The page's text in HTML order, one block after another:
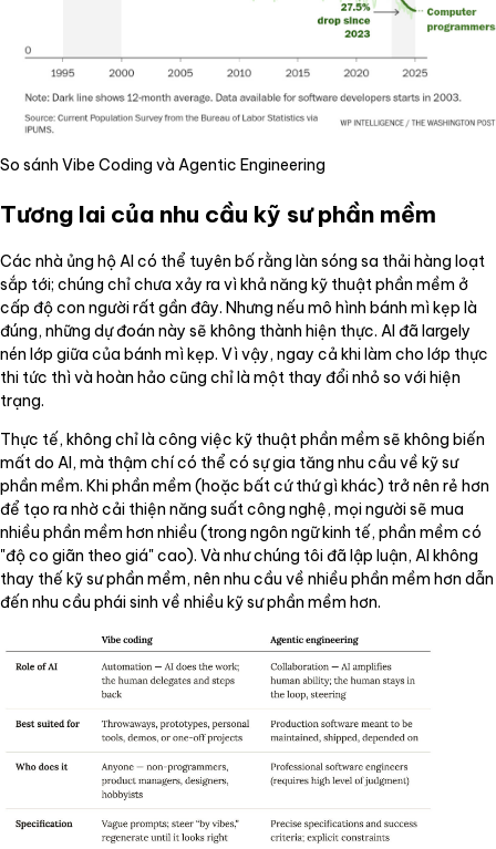
So sánh Vibe Coding và Agentic Engineering
Tương lai của nhu cầu kỹ sư phần mềm
Các nhà ủng hộ AI có thể tuyên bố rằng làn sóng sa thải hàng loạt
sắp tới; chúng chỉ chưa xảy ra vì khả năng kỹ thuật phần mềm ở
cấp độ con người rất gần đây. Nhưng nếu mô hình bánh mì kẹp là
đúng, những dự đoán này sẽ không thành hiện thực. AI đã largely
nén lớp giữa của bánh mì kẹp. Vì vậy, ngay cả khi làm cho lớp thực
thi tức thì và hoàn hảo cũng chỉ là một thay đổi nhỏ so với hiện
trạng.
Thực tế, không chỉ là công việc kỹ thuật phần mềm sẽ không biến
mất do AI, mà thậm chí có thể có sự gia tăng nhu cầu về kỹ sư
phần mềm. Khi phần mềm (hoặc bất cứ thứ gì khác) trở nên rẻ hơn
để tạo ra nhờ cải thiện năng suất công nghệ, mọi người sẽ mua
nhiều phần mềm hơn nhiều (trong ngôn ngữ kinh tế, phần mềm có
"độ co giãn theo giá" cao). Và như chúng tôi đã lập luận, AI không
thay thế kỹ sư phần mềm, nên nhu cầu về nhiều phần mềm hơn dẫn
đến nhu cầu phái sinh về nhiều kỹ sư phần mềm hơn.